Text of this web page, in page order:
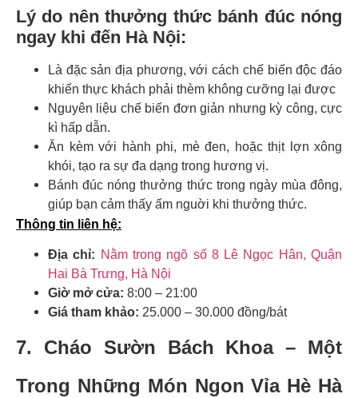
Lý do nên thưởng thức bánh đúc nóng
ngay khi đến Hà Nội:
Là đặc sản địa phương, với cách chế biến độc đáo
khiến thực khách phải thèm không cưỡng lại được
Nguyên liệu chế biến đơn giản nhưng kỳ công, cực
kì hấp dẫn.
Ăn kèm với hành phi, mè đen, hoặc thịt lợn xông
khói, tạo ra sự đa dạng trong hương vị.
Bánh đúc nóng thưởng thức trong ngày mùa đông,
giúp bạn cảm thấy ấm nguời khi thưởng thức.
Thông tin liên hệ:
Địa chỉ: Nằm trong ngõ số 8 Lê Ngọc Hân, Quận
Hai Bà Trưng, Hà Nội
Giờ mở cửa: 8:00 – 21:00
Giá tham khảo: 25.000 – 30.000 đồng/bát
7. Cháo Sườn Bách Khoa – Một
Trong Những Món Ngon Vỉa Hè Hà